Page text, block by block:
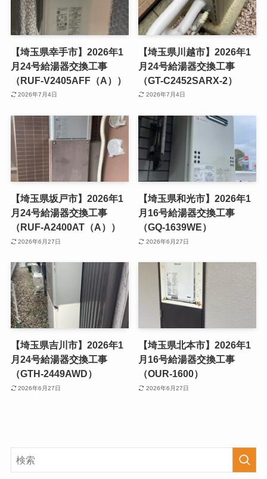
【埼玉県幸手市】2026年1
月24号給湯器交換工事
（RUF-V2405AFF（A））
2026年7月4日
【埼玉県川越市】2026年1
月24号給湯器交換工事
（GT-C2452SARX-2）
2026年7月4日
【埼玉県坂戸市】2026年1
月24号給湯器交換工事
（RUF-A2400AT（A））
2026年6月27日
【埼玉県和光市】2026年1
月16号給湯器交換工事
（GQ-1639WE）
2026年6月27日
【埼玉県吉川市】2026年1
月24号給湯器交換工事
（GTH-2449AWD）
2026年6月27日
【埼玉県北本市】2026年1
月16号給湯器交換工事
（OUR-1600）
2026年6月27日